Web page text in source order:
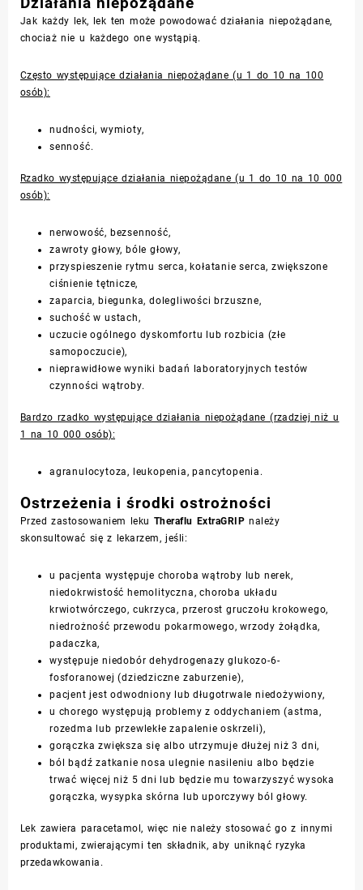
Jak każdy lek, lek ten może powodować działania niepożądane,
chociaż nie u każdego one wystąpią.
Często występujące działania niepożądane (u 1 do 10 na 100
osób):
nudności, wymioty,
senność.
Rzadko występujące działania niepożądane (u 1 do 10 na 10 000
osób):
nerwowość, bezsenność,
zawroty głowy, bóle głowy,
przyspieszenie rytmu serca, kołatanie serca, zwiększone
ciśnienie tętnicze,
zaparcia, biegunka, dolegliwości brzuszne,
suchość w ustach,
uczucie ogólnego dyskomfortu lub rozbicia (złe
samopoczucie),
nieprawidłowe wyniki badań laboratoryjnych testów
czynności wątroby.
Bardzo rzadko występujące działania niepożądane (rzadziej niż u
1 na 10 000 osób):
agranulocytoza, leukopenia, pancytopenia.
Ostrzeżenia i środki ostrożności
Przed zastosowaniem leku Theraflu ExtraGRIP należy
skonsultować się z lekarzem, jeśli:
u pacjenta występuje choroba wątroby lub nerek,
niedokrwistość hemolityczna, choroba układu
krwiotwórczego, cukrzyca, przerost gruczołu krokowego,
niedrożność przewodu pokarmowego, wrzody żołądka,
padaczka,
występuje niedobór dehydrogenazy glukozo-6-
fosforanowej (dziedziczne zaburzenie),
pacjent jest odwodniony lub długotrwale niedożywiony,
u chorego występują problemy z oddychaniem (astma,
rozedma lub przewlekłe zapalenie oskrzeli),
gorączka zwiększa się albo utrzymuje dłużej niż 3 dni,
ból bądź zatkanie nosa ulegnie nasileniu albo będzie
trwać więcej niż 5 dni lub będzie mu towarzyszyć wysoka
gorączka, wysypka skórna lub uporczywy ból głowy.
Lek zawiera paracetamol, więc nie należy stosować go z innymi
produktami, zwierającymi ten składnik, aby uniknąć ryzyka
przedawkowania.